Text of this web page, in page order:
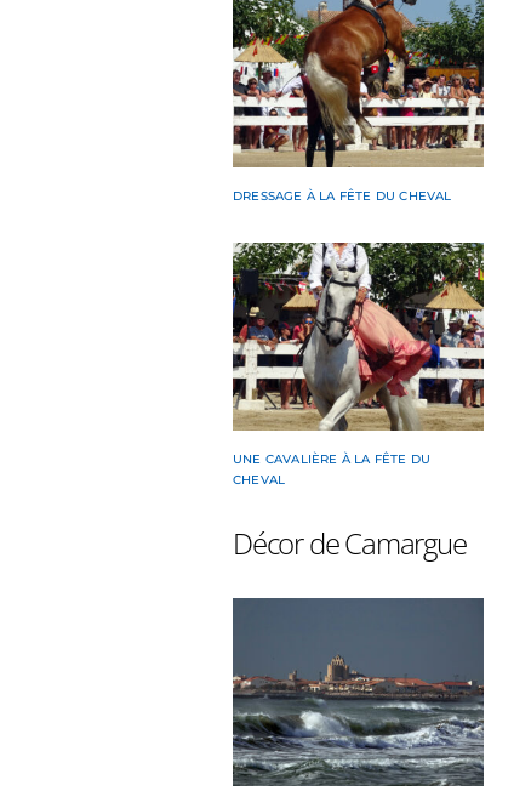
DRESSAGE À LA FÊTE DU CHEVAL
UNE CAVALIÈRE À LA FÊTE DU
CHEVAL
Décor de Camargue